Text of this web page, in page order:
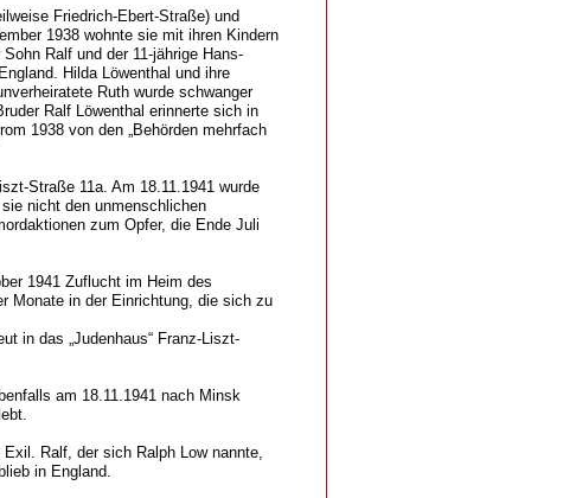
Friedrich-Ebert-Straße) und
1938 wohnte sie mit ihren Kindern
Ralf und der 11-jährige Hans-
Hilda Löwenthal und ihre
Ruth wurde schwanger
Ralf Löwenthal erinnerte sich in
1938 von den „Behörden mehrfach
Straße 11a. Am 18.11.1941 wurde
nicht den unmenschlichen
zum Opfer, die Ende Juli
1941 Zuflucht im Heim des
Monate in der Einrichtung, die sich zu
in das „Judenhaus“ Franz-Liszt-
am 18.11.1941 nach Minsk
Ralf, der sich Ralph Low nannte,
in England.